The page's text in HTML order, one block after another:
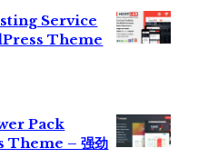
。
Service
Theme
Pack
Theme – 强劲